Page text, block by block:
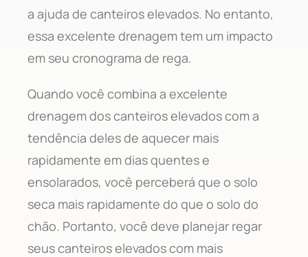
a ajuda de canteiros elevados. No entanto,
essa excelente drenagem tem um impacto
em seu cronograma de rega.
Quando você combina a excelente
drenagem dos canteiros elevados com a
tendência deles de aquecer mais
rapidamente em dias quentes e
ensolarados, você perceberá que o solo
seca mais rapidamente do que o solo do
chão. Portanto, você deve planejar regar
seus canteiros elevados com mais